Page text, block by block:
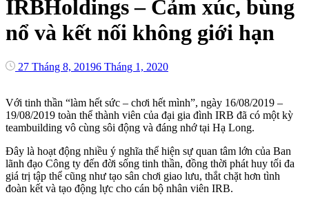
IRBHoldings – Cảm xúc, bùng
nổ và kết nối không giới hạn
27 Tháng 8, 20196 Tháng 1, 2020
Với tinh thần “làm hết sức – chơi hết mình”, ngày 16/08/2019 –
19/08/2019 toàn thể thành viên của đại gia đình IRB đã có một kỳ
teambuilding vô cùng sôi động và đáng nhớ tại Hạ Long.
Đây là hoạt động nhiều ý nghĩa thể hiện sự quan tâm lớn của Ban
lãnh đạo Công ty đến đời sống tinh thần, đồng thời phát huy tối đa
giá trị tập thể cũng như tạo sân chơi giao lưu, thắt chặt hơn tình
đoàn kết và tạo động lực cho cán bộ nhân viên IRB.